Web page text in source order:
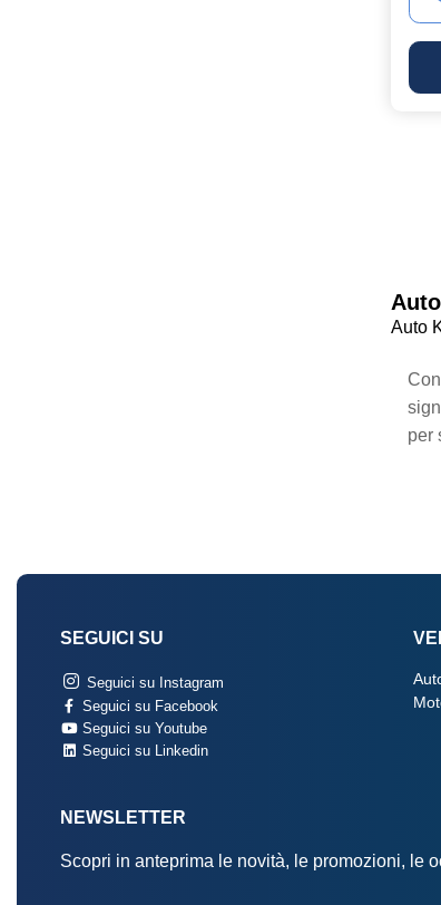
Auto
per
SEGUICI SU
Seguici su Instagram
Seguici su Facebook
Seguici su Youtube
Seguici su Linkedin
NEWSLETTER
Scopri in anteprima le novità, le promozioni, le